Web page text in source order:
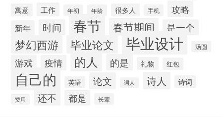
寓意 工作 年初 年龄 很多人 手机 攻略
新年 时间 春节 春节期间 是一个
梦幻西游 毕业论文 毕业设计 汤圆
游戏 疫情 的人 的是 礼物 红包
自己的 英语 论文 词人 诗人 诗词
费用 还不 都是 长辈